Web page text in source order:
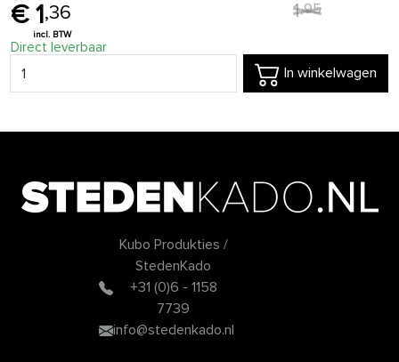
1 ,36 1,95
Direct leverbaar
In winkelwagen
Kubo Produkties /
StedenKado
+31 (0)6 - 1158
7739
info@stedenkado.nl